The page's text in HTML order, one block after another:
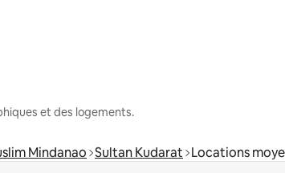
et des logements.
Mindanao Sultan Kudarat Locations